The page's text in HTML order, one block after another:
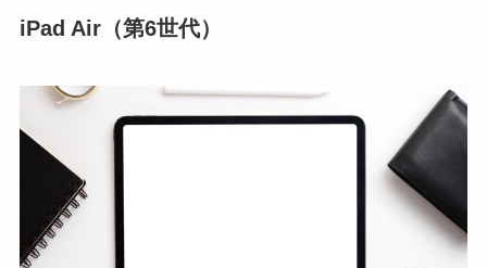
iPad Air（第6世代）